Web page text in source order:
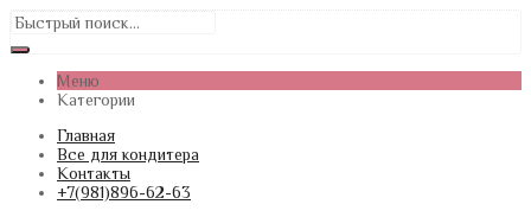
Меню
Категории
Главная
Все для кондитера
Контакты
+7(981)896-62-63